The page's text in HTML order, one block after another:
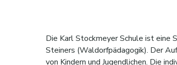
Die Karl Stockmeyer Schule ist eine
Steiners (Waldorfpädagogik). Der
von Kindern und Jugendlichen. Die